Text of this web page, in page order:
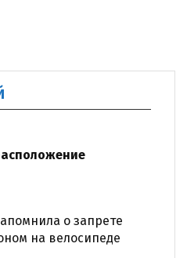
о запрете
на велосипеде